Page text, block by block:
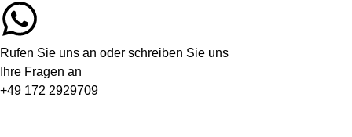
Rufen Sie uns an oder schreiben Sie uns
Ihre Fragen an
+49 172 2929709